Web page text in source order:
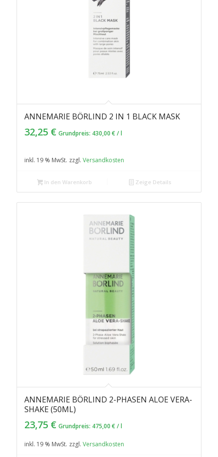
ANNEMARIE BÖRLIND 2 IN 1 BLACK MASK
32,25 € Grundpreis: 430,00 € /l
inkl. 19 % MwSt. zzgl. Versandkosten
In den Warenkorb Zeige Details
ANNEMARIE BÖRLIND 2-PHASEN ALOE VERA-
SHAKE (50ML)
23,75 € Grundpreis: 475,00 € /l
inkl. 19 % MwSt. zzgl. Versandkosten